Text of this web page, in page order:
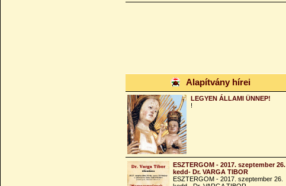
Alapítvány hírei
LEGYEN ÁLLAMI ÜNNEP!
!
ESZTERGOM - 2017. szeptember 26.
kedd- Dr. VARGA TIBOR
ESZTERGOM - 2017. szeptember 26.